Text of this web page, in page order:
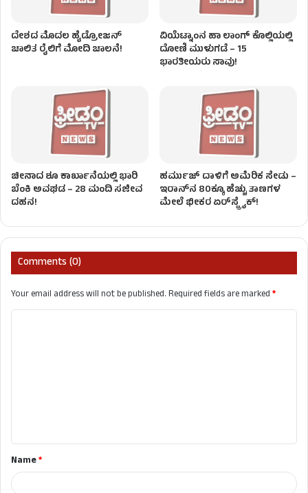
ದೇಶದ ಮೊದಲ ಹೈಡ್ರೋಜನ್‌
ಚಾಲಿತ ರೈಲಿಗೆ ಮೋದಿ ಚಾಲನೆ!
ವಿಯೆಟ್ನಾಂನ ಹಾ ಲಾಂಗ್ ಕೊಲ್ಲಿಯಲ್ಲಿ
ದೋಣಿ ಮುಳುಗಡೆ – 15
ಭಾರತೀಯರು ಸಾವು!
ಚೀನಾದ ಶೂ ಕಾರ್ಖಾನೆಯಲ್ಲಿ ಭಾರಿ
ಬೆಂಕಿ ಅವಘಡ – 28 ಮಂದಿ ಸಜೀವ
ದಹನ!
ಹರ್ಮುಜ್ ದಾಳಿಗೆ ಅಮೆರಿಕ ಸೇಡು –
ಇರಾನ್‌ನ 80ಕ್ಕೂ ಹೆಚ್ಚು ತಾಣಗಳ
ಮೇಲೆ ಭೀಕರ ಏರ್‌ಸ್ಟ್ರೈಕ್‌!
Comments (0)
Your email address will not be published.Required fields are marked*
t
*Name*